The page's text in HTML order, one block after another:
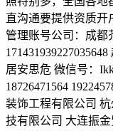
直沟通要提供资质开
管理账号公司：成都
居安思危 微信号：
18726471564
装饰工程有限公司
技有限公司 大连振